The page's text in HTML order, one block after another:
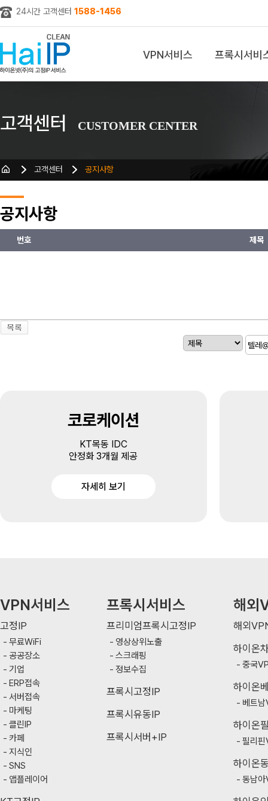
24시간 고객센터 1588-1456
VPN서비스 프록시서비
고객센터 CUSTOMER CENTER
고객센터 공지사항
공지사항
번호 제목
코로케이션
KT목동 IDC
안정화 3개월 제공
자세히 보기
VPN서비스
고정IP
무료WiFi
공공장소
기업
ERP접속
서버접속
마케팅
클린IP
카페
지식인
SNS
앱플레이어
프록시서비스
프리미엄프록시고정IP
영상상위노출
스크래핑
정보수집
프록시고정IP
프록시유동IP
프록시서버+IP
해외
해외
하이온
중국
하이온
베트
하이온
필리
하이온
동남